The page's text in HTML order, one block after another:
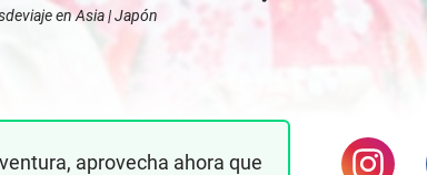
enAsia|Japón
aprovecha ahora que